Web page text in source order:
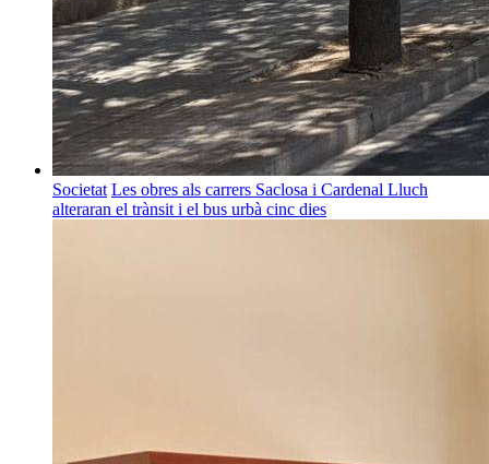
Societat Les obres als carrers Saclosa i Cardenal Lluch
alteraran el trànsit i el bus urbà cinc dies